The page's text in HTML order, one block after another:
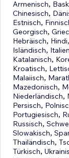
Armenisch,
Chinesisch,
Estnisch,
Georgisch,
Hebräisch, Hindi,
Isländisch,
Katalanisch,
Kroatisch,
Malaiisch,
Mazedonisch,
Niederländisch,
Persisch,
Portugiesisch,
Russisch,
Slowakisch,
Thailändisch,
Türkisch,